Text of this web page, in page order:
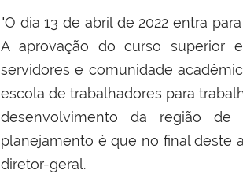
"O dia 13 de abril de 2022 entra
A aprovação do curso superior
servidores e comunidade
escola de trabalhadores para
desenvolvimento da região
planejamento é que no final deste
diretor-geral.